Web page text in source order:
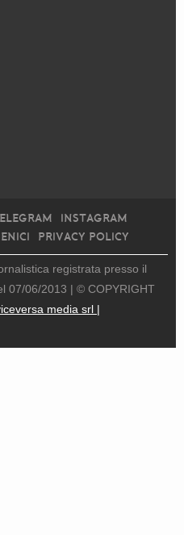
INSTAGRAM
PRIVACY POLICY
registrata presso il
07/06/2013 | © COPYRIGHT
media srl |